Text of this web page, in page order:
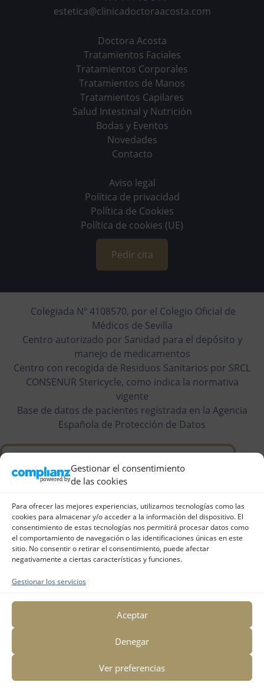
Gestionar el consentimiento
de las cookies
Para ofrecer las mejores experiencias, utilizamos tecnologías como las
cookies para almacenar y/o acceder a la información del dispositivo. El
consentimiento de estas tecnologías nos permitirá procesar datos como
el comportamiento de navegación o las identificaciones únicas en este
sitio. No consentir o retirar el consentimiento, puede afectar
negativamente a ciertas características y funciones.
Gestionar los servicios
Aceptar
Denegar
Ver preferencias
estetica@clinicadoctoraacosta.com
Doctora Acosta
Tratamientos Faciales
Tratamientos Corporales
Tratamientos de Manos
Tratamientos Capilares
Salud Intestinal y Nutrición
Bodas y Eventos
Novedades
Contacto
Aviso legal
Política de privacidad
Política de Cookies
Política de cookies (UE)
Pedir cita
Colegiada Nº 4108570, por el Colegio Oficial de
Médicos de Sevilla
Centro autorizado por Sanidad para el depósito y
manejo de medicamentos
Centro con recogida de Residuos Sanitarios por SRCL
CONSENUR Stericycle, como indica la normativa
vigente
Base de datos de pacientes registrada en la Agencia
Española de Protección de Datos
Déjanos tu reseña en
Antes de irte, danos tus 5 estrellas y déjanos tu
reseña en Google.
Para nosotros es importante tu valoración.
Dra. Antonia Acosta
5 estrellas